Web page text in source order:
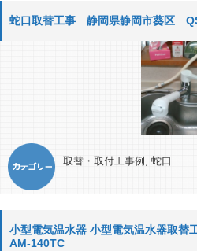
蛇口取替工事 静岡県静岡市葵区
取替・取付工事例 , 蛇口
小型電気温水器 小型電気温水器取
AM-140TC